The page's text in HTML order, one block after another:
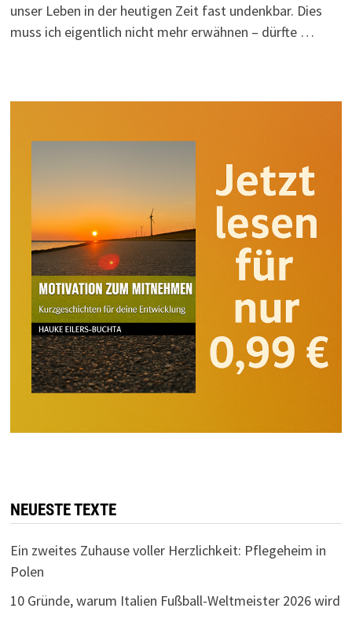
unser Leben in der heutigen Zeit fast undenkbar. Dies
muss ich eigentlich nicht mehr erwähnen – dürfte …
NEUESTE TEXTE
Ein zweites Zuhause voller Herzlichkeit: Pflegeheim in
Polen
10 Gründe, warum Italien Fußball-Weltmeister 2026 wird